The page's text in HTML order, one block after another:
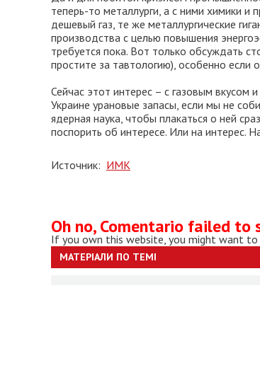
теперь-то металлурги, а с ними химики
дешевый газ, те же металлургические
производства с целью повышения
требуется пока. Вот только обсуждать
простите за тавтологию), особенно если
Сейчас этот интерес – с газовым вкусом
Украине урановые запасы, если мы не
ядерная наука, чтобы плакаться о ней
поспорить об интересе. Или на интерес.
Источник: ИМК
Oh no, Comentario failed to
If you own this website, you might want
МАТЕРІАЛИ ПО ТЕМІ